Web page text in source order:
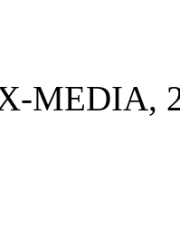
MEDIA,